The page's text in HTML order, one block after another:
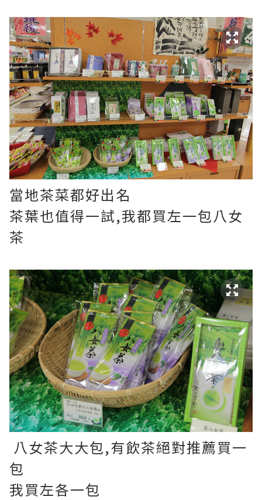
當地茶菜都好出名
茶葉也值得一試,我都買左一包八女
茶
八女茶大大包,有飲茶絕對推薦買一
包
我買左各一包